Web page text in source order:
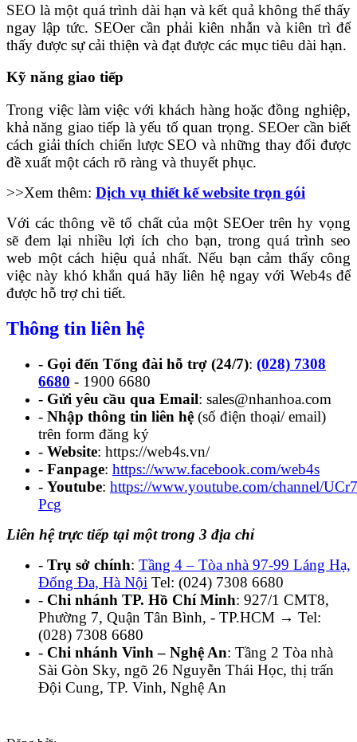
SEO là một quá trình dài hạn và kết quả không thể thấy
ngay lập tức. SEOer cần phải kiên nhẫn và kiên trì để
thấy được sự cải thiện và đạt được các mục tiêu dài hạn.
Kỹ năng giao tiếp
Trong việc làm việc với khách hàng hoặc đồng nghiệp,
khả năng giao tiếp là yếu tố quan trọng. SEOer cần biết
cách giải thích chiến lược SEO và những thay đổi được
đề xuất một cách rõ ràng và thuyết phục.
>>Xem thêm: Dịch vụ thiết kế website trọn gói
Với các thông về tố chất của một SEOer trên hy vọng
sẽ đem lại nhiều lợi ích cho bạn, trong quá trình seo
web một cách hiệu quả nhất. Nếu bạn cảm thấy công
việc này khó khắn quá hãy liên hệ ngay với Web4s để
được hỗ trợ chi tiết.
Thông tin liên hệ
- Gọi đến Tổng đài hỗ trợ (24/7): (028) 7308
6680 - 1900 6680
- Gửi yêu cầu qua Email: sales@nhanhoa.com
- Nhập thông tin liên hệ (số điện thoại/ email)
trên form đăng ký
- Website: https://web4s.vn/
- Fanpage: https://www.facebook.com/web4s
- Youtube: https://www.youtube.com/channel/
Pcg
Liên hệ trực tiếp tại một trong 3 địa chỉ
- Trụ sở chính: Tầng 4 – Tòa nhà 97-99 Láng Hạ,
Đống Đa, Hà Nội Tel: (024) 7308 6680
- Chi nhánh TP. Hồ Chí Minh: 927/1 CMT8,
Phường 7, Quận Tân Bình, - TP.HCM → Tel:
(028) 7308 6680
- Chi nhánh Vinh – Nghệ An: Tầng 2 Tòa nhà
Sài Gòn Sky, ngõ 26 Nguyễn Thái Học, thị trấn
Đội Cung, TP. Vinh, Nghệ An